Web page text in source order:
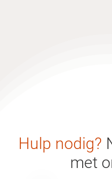
Hulp nodig?
met